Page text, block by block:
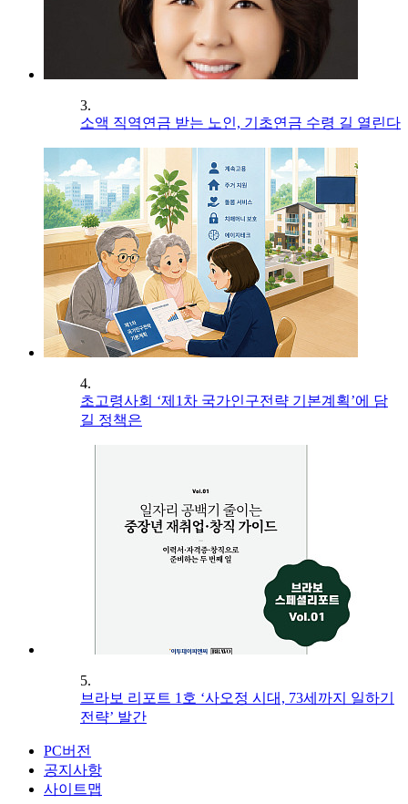
3.
소액 직역연금 받는 노인, 기초연금 수령 길 열린다
4.
초고령사회 ‘제1차 국가인구전략 기본계획’에 담
길 정책은
5.
브라보 리포트 1호 ‘사오정 시대, 73세까지 일하기
전략’ 발간
PC버전
공지사항
사이트맵